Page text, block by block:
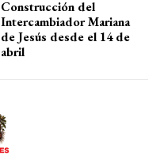
Construcción del
Intercambiador Mariana
de Jesús desde el 14 de
abril